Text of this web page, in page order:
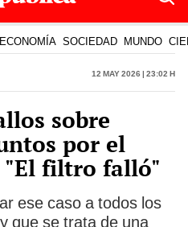
ECONOMÍA SOCIEDAD MUNDO
12 May 2026 | 23:02 h
sobre
por el
"El filtro falló"
ese caso a todos los
que se trata de una